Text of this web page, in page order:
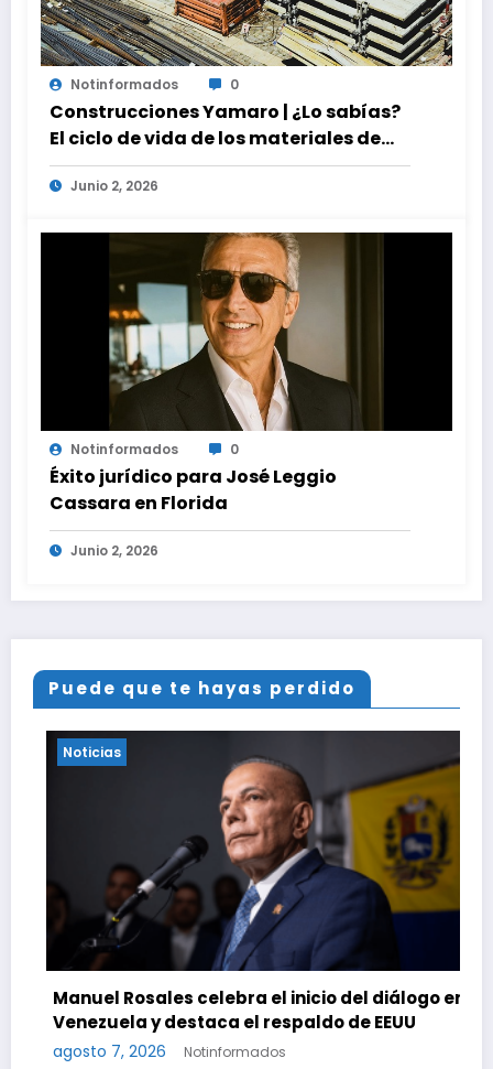
Notinformados 0
Construcciones Yamaro | ¿Lo sabías?
El ciclo de vida de los materiales de
construcción revoluciona eficiencia
en proyectos modernos
Junio 2, 2026
Notinformados 0
Éxito jurídico para José Leggio
Cassara en Florida
Junio 2, 2026
Puede que te hayas perdido
el inicio del diálogo en
el respaldo de EEUU